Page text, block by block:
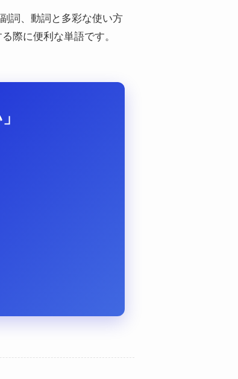
詞、動詞と多彩な使い方
際に便利な単語です。